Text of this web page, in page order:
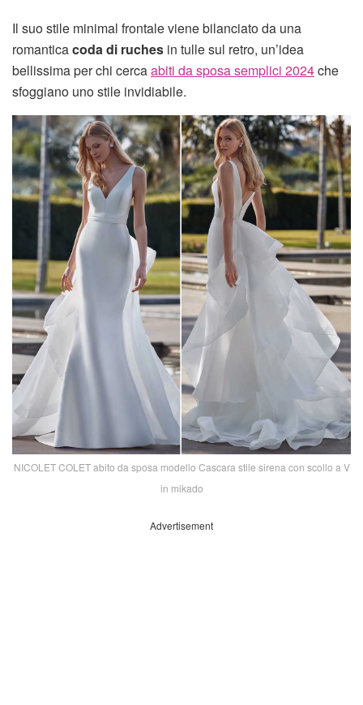
Il suo stile minimal frontale viene bilanciato da una
romanticacoda di ruches in tulle sul retro, un’idea
bellissima per chi cercaabiti da sposa semplici 2024che
sfoggiano uno stile invidiabile.
NICOLET COLET abito da sposa modello Cascara stile sirena con scollo a V
in mikado
Advertisement